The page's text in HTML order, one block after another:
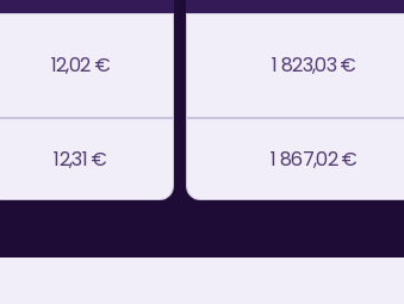
12,02 € 1 823,03 €
12,31 € 1 867,02 €